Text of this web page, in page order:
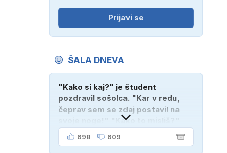
Prijavi se
ŠALA DNEVA
"Kako si kaj?" je študent
pozdravil sošolca. "Kar v redu,
čeprav sem se zdaj postavil na
svoje noge!" "Kako to misliš?"
"Oče mi je vzel avto!"
698 609